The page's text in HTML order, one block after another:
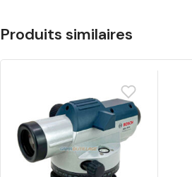
Produits similaires